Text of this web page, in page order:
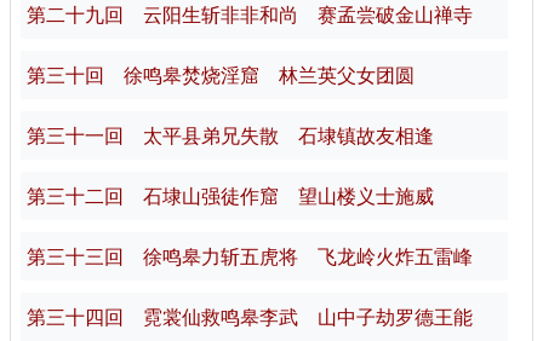
第二十九回 云阳生斩非非和尚 赛孟尝破金山禅寺
第三十回 徐鸣皋焚烧淫窟 林兰英父女团圆
第三十一回 太平县弟兄失散 石埭镇故友相逢
第三十二回 石埭山强徒作窟 望山楼义士施威
第三十三回 徐鸣皋力斩五虎将 飞龙岭火炸五雷峰
第三十四回 霓裳仙救鸣皋李武 山中子劫罗德王能